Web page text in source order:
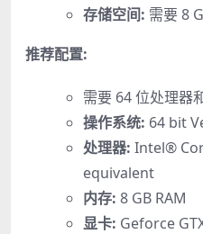
存储空间: 需要 8
推荐配置:
需要 64 位处理器
操作系统: 64 bit
处理器: Intel®
equivalent
内存: 8 GB RAM
显卡: Geforce